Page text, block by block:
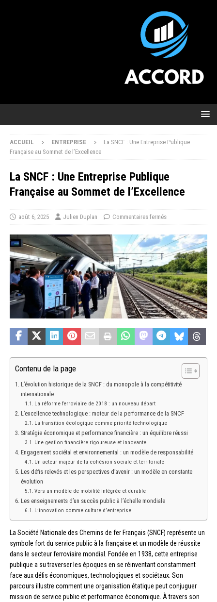
ACCUEIL ENTREPRISE
La SNCF : Une Entreprise Publique
Française au Sommet de l’Excellence
La SNCF : Une Entreprise Publique
Française au Sommet de l’Excellence
août 6, 2025 Julien Duplan Commentaires fermés
Contenu de la page
L’évolution historique de la SNCF : du monopole à la compétitivité
internationale
La réforme ferroviaire de 2018 : un nouveau départ
L’excellence technologique : moteur de la performance de la SNCF
La transition écologique comme priorité technologique
Stratégie économique et performance financière : un équilibre réussi
Une gestion financière rigoureuse et innovante
Engagement sociétal et environnemental : un modèle de responsabilité
Un acteur majeur de la cohésion sociale et territoriale
Les défis relevés et les perspectives d’avenir : un modèle en constante
évolution
Vers un modèle de mobilité intégrée et durable
Les enseignements d’un succès public à l’échelle mondiale
L’innovation comme culture d’entreprise
La Société Nationale des Chemins de fer Français (SNCF) représente un
symbole fort du service public à la française et un modèle de réussite
dans le secteur ferroviaire mondial. Fondée en 1938, cette entreprise
publique a su traverser les époques en se réinventant constamment
face aux défis économiques, technologiques et sociétaux. Son
parcours illustre comment une organisation étatique peut conjuguer
mission de service public et performance économique. À travers son